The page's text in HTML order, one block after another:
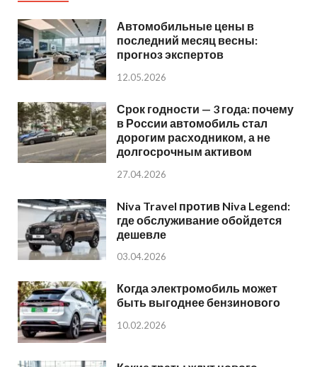
Автомобильные цены в
последний месяц весны:
прогноз экспертов
12.05.2026
Срок годности — 3 года: почему
в России автомобиль стал
дорогим расходником, а не
долгосрочным активом
27.04.2026
Niva Travel против Niva Legend:
где обслуживание обойдется
дешевле
03.04.2026
Когда электромобиль может
быть выгоднее бензинового
10.02.2026